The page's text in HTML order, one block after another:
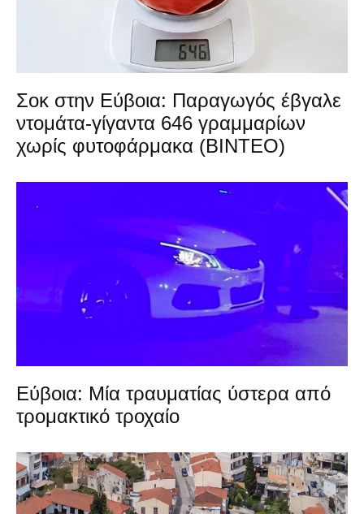
Σοκ στην Εύβοια: Παραγωγός έβγαλε
ντομάτα-γίγαντα 646 γραμμαρίων
χωρίς φυτοφάρμακα (ΒΙΝΤΕΟ)
Εύβοια: Μία τραυματίας ύστερα από
τρομακτικό τροχαίο